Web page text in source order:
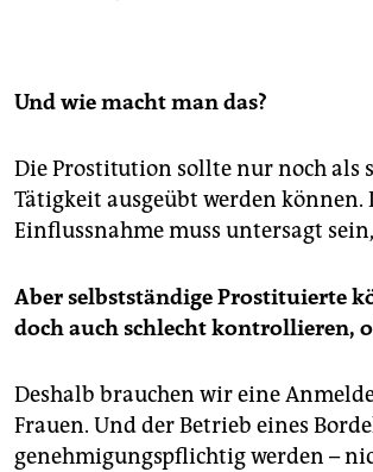
diese zu Bettelei oder Straftaten zu
der Menschenhandel zum Zweck des
Opfer noch nicht volljährig sind oder
Lebensgefahr gebracht werden,
höhere Strafen.
als völlig unzureichend ab. Sie
dadurch kein einziger Fall von
verhindert wird. Deshalb ist es
blockiert.(afp/dpa)
Und wie macht man das?
Die Prostitution sollte nur noch als
Tätigkeit ausgeübt werden können.
Einflussnahme muss untersagt
Aber selbstständige Prostituierte
doch auch schlecht kontrollieren,
Deshalb brauchen wir eine
Frauen. Und der Betrieb eines
genehmigungspflichtig werden –